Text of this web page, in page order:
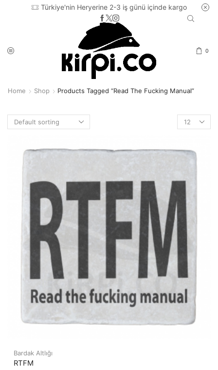
Türkiye'nin Heryerine 2-3 iş günü içinde kargo
0
Home Shop Products Tagged “read The Fucking Manual”
Products
per
Bardak Altlığı
RTFM